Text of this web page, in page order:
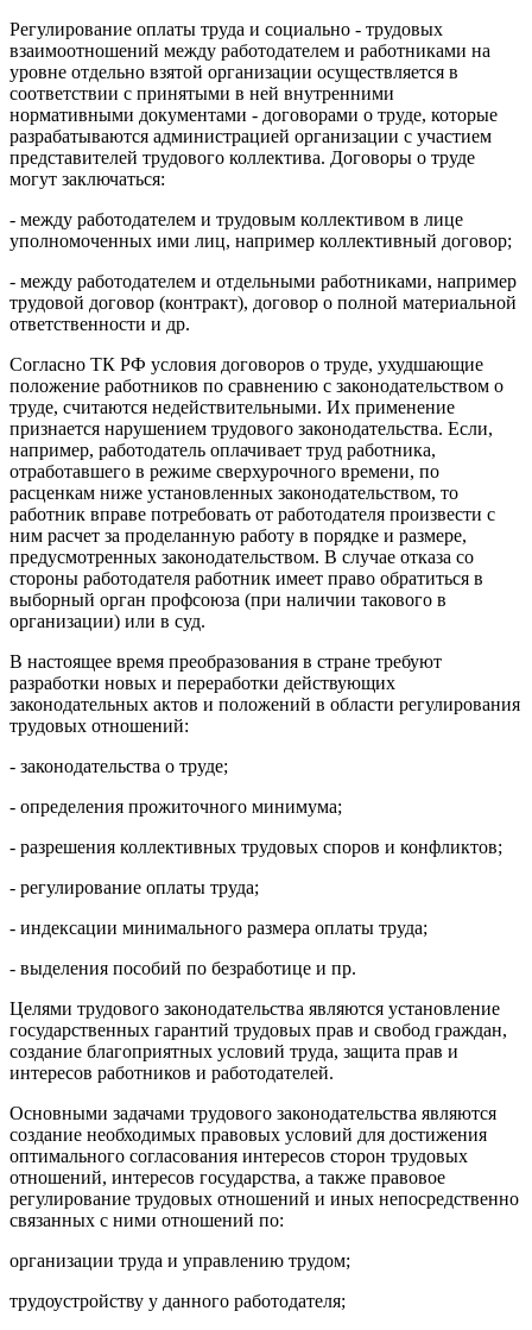
Регулирование оплаты труда и социально - трудовых
взаимоотношений между работодателем и работниками на
уровне отдельно взятой организации осуществляется в
соответствии с принятыми в ней внутренними
нормативными документами - договорами о труде, которые
разрабатываются администрацией организации с участием
представителей трудового коллектива. Договоры о труде
могут заключаться:
- между работодателем и трудовым коллективом в лице
уполномоченных ими лиц, например коллективный договор;
- между работодателем и отдельными работниками, например
трудовой договор (контракт), договор о полной материальной
ответственности и др.
Согласно ТК РФ условия договоров о труде, ухудшающие
положение работников по сравнению с законодательством о
труде, считаются недействительными. Их применение
признается нарушением трудового законодательства. Если,
например, работодатель оплачивает труд работника,
отработавшего в режиме сверхурочного времени, по
расценкам ниже установленных законодательством, то
работник вправе потребовать от работодателя произвести с
ним расчет за проделанную работу в порядке и размере,
предусмотренных законодательством. В случае отказа со
стороны работодателя работник имеет право обратиться в
выборный орган профсоюза (при наличии такового в
организации) или в суд.
В настоящее время преобразования в стране требуют
разработки новых и переработки действующих
законодательных актов и положений в области регулирования
трудовых отношений:
- законодательства о труде;
- определения прожиточного минимума;
- разрешения коллективных трудовых споров и конфликтов;
- регулирование оплаты труда;
- индексации минимального размера оплаты труда;
- выделения пособий по безработице и пр.
Целями трудового законодательства являются установление
государственных гарантий трудовых прав и свобод граждан,
создание благоприятных условий труда, защита прав и
интересов работников и работодателей.
Основными задачами трудового законодательства являются
создание необходимых правовых условий для достижения
оптимального согласования интересов сторон трудовых
отношений, интересов государства, а также правовое
регулирование трудовых отношений и иных непосредственно
связанных с ними отношений по:
организации труда и управлению трудом;
трудоустройству у данного работодателя;